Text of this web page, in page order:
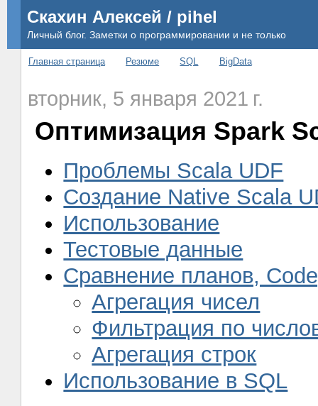
Скахин Алексей / pihel
Личный блог. Заметки о программировании и не только
Главная страница Резюме SQL BigData
вторник, 5 января 2021 г.
Оптимизация Spark
Проблемы Scala UDF
Создание Native Scala
Использование
Тестовые данные
Сравнение планов,
Агрегация чисел
Фильтрация по
Агрегация строк
Использование в SQL